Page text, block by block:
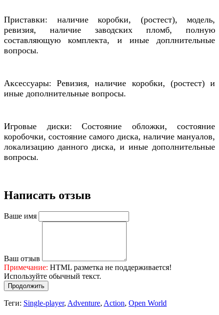
Приставки: наличие коробки, (ростест), модель,
ревизия, наличие заводских пломб, полную
составляющую комплекта, и иные доплнительные
вопросы.
Аксессуары: Ревизия, наличие коробки, (ростест) и
иные дополнительные вопросы.
Игровые диски: Состояние обложки, состояние
коробочки, состояние самого диска, наличие мануалов,
локализацию данного диска, и иные дополнительные
вопросы.
Написать отзыв
Ваше имя
Ваш отзыв
Примечание: HTML разметка не поддерживается!
Используйте обычный текст.
Продолжить
Теги: Single-player, Adventure, Action, Open World